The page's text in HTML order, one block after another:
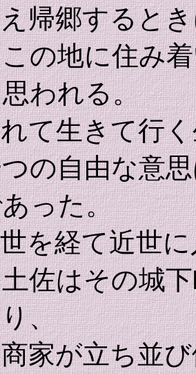
帰郷すると
の地に住み
われる。
て生きて行
の自由な意
った。
を経て近世
佐はその城
、
家が立ち並